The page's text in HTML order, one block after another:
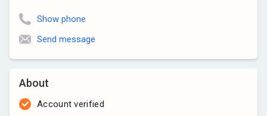
About
Account verified
Show phone
Send message